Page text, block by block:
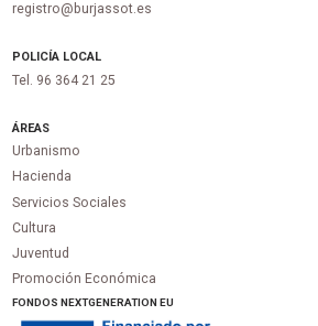
registro@burjassot.es
POLICÍA LOCAL
Tel. 96 364 21 25
ÁREAS
Urbanismo
Hacienda
Servicios Sociales
Cultura
Juventud
Promoción Económica
FONDOS NEXTGENERATION EU